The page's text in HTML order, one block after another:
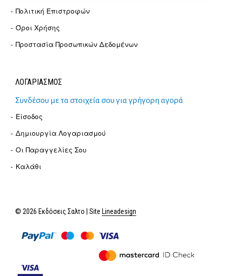
Πολιτική Επιστροφών
Όροι Χρήσης
Προστασία Προσωπικών Δεδομένων
ΛΟΓΑΡΙΑΣΜΟΣ
Συνδέσου με τα στοιχεία σου για γρήγορη αγορά
Είσοδος
Δημιουργία Λογαριασμού
Οι Παραγγελίες Σου
Καλάθι
© 2026 Εκδόσεις Σαλτο | Site Lineadesign